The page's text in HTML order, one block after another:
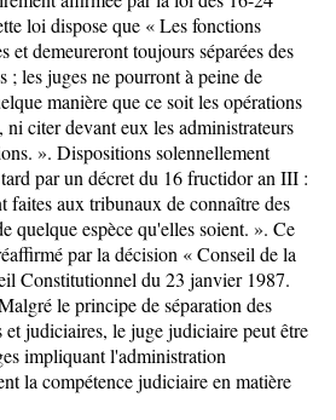
loi dispose que « Les fonctions
et demeureront toujours séparées des
; les juges ne pourront à peine de
manière que ce soit les opérations
ni citer devant eux les administrateurs
». Dispositions solennellement
par un décret du 16 fructidor an III :
faites aux tribunaux de connaître des
quelque espèce qu'elles soient. ». Ce
par la décision « Conseil de la
Constitutionnel du 23 janvier 1987.
le principe de séparation des
et judiciaires, le juge judiciaire peut être
impliquant l'administration
la compétence judiciaire en matière